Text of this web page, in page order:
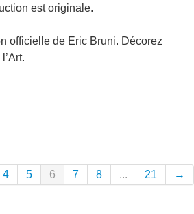
est originale.
officielle de Eric Bruni. Décorez
4 5 6 7 8 ... 21 →